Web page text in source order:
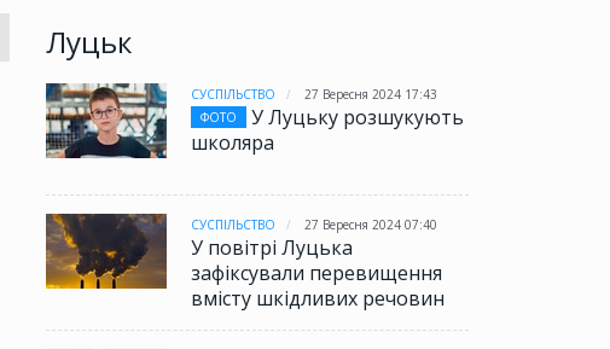
Луцьк
СУСПІЛЬСТВО
27 Вересня 2024 17:43
ФОТО
У Луцьку розшукують
школяра
СУСПІЛЬСТВО 27 Вересня 2024 07:40
У повітрі Луцька
зафіксували перевищення
вмісту шкідливих речовин